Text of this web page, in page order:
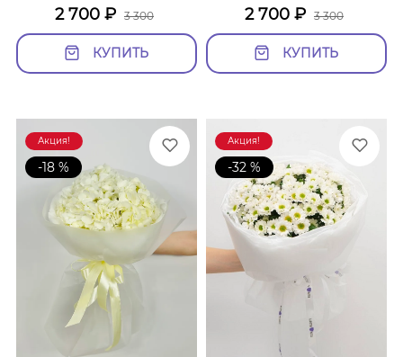
2 700 ₽ 3 300
КУПИТЬ
2 700 ₽ 3 300
КУПИТЬ
Акция!
-18 %
Акция!
-32 %